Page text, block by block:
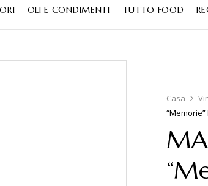
OLI E CONDIMENTI TUTTO FOOD
Casa